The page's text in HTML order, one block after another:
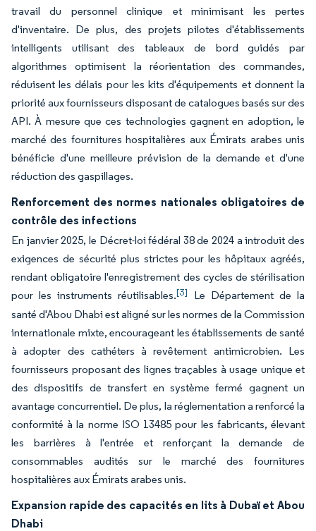
travail du personnel clinique et minimisant les pertes
d'inventaire. De plus, des projets pilotes d'établissements
intelligents utilisant des tableaux de bord guidés par
algorithmes optimisent la réorientation des commandes,
réduisent les délais pour les kits d'équipements et donnent la
priorité aux fournisseurs disposant de catalogues basés sur des
API. À mesure que ces technologies gagnent en adoption, le
marché des fournitures hospitalières aux Émirats arabes unis
bénéficie d'une meilleure prévision de la demande et d'une
réduction des gaspillages.
Renforcement des normes nationales obligatoires de
contrôle des infections
En janvier 2025, le Décret-loi fédéral 38 de 2024 a introduit des
exigences de sécurité plus strictes pour les hôpitaux agréés,
rendant obligatoire l'enregistrement des cycles de stérilisation
pour les instruments réutilisables.[3]
Le Département de la
santé d'Abou Dhabi est aligné sur les normes de la Commission
internationale mixte, encourageant les établissements de santé
à adopter des cathéters à revêtement antimicrobien. Les
fournisseurs proposant des lignes traçables à usage unique et
des dispositifs de transfert en système fermé gagnent un
avantage concurrentiel. De plus, la réglementation a renforcé la
conformité à la norme ISO 13485 pour les fabricants, élevant
les barrières à l'entrée et renforçant la demande de
consommables audités sur le marché des fournitures
hospitalières aux Émirats arabes unis.
Expansion rapide des capacités en lits à Dubaï et Abou
Dhabi